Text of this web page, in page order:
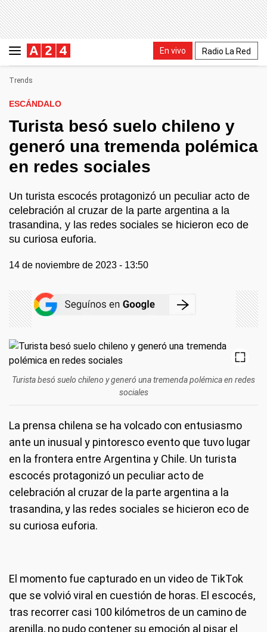
En vivo Radio La Red
Trends
ESCÁNDALO
Turista besó suelo chileno y
generó una tremenda polémica
en redes sociales
Un turista escocés protagonizó un peculiar acto de
celebración al cruzar de la parte argentina a la
trasandina, y las redes sociales se hicieron eco de
su curiosa euforia.
14 de noviembre de 2023 - 13:50
Turista besó suelo chileno y generó una tremenda polémica en redes
sociales
La prensa chilena se ha volcado con entusiasmo
ante un inusual y pintoresco evento que tuvo lugar
en la frontera entre Argentina y Chile. Un turista
escocés protagonizó un peculiar acto de
celebración al cruzar de la parte argentina a la
trasandina, y las redes sociales se hicieron eco de
su curiosa euforia.
El momento fue capturado en un video de TikTok
que se volvió viral en cuestión de horas. El escocés,
tras recorrer casi 100 kilómetros de un camino de
arenilla, no pudo contener su emoción al pisar el